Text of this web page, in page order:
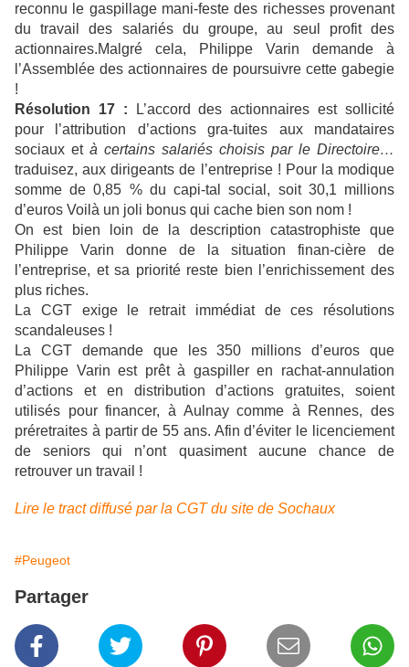
reconnu le gaspillage mani-feste des richesses provenant
du travail des salariés du groupe, au seul profit des
actionnaires.Malgré cela, Philippe Varin demande à
l’Assemblée des actionnaires de poursuivre cette gabegie
!
Résolution 17 : L’accord des actionnaires est sollicité
pour l’attribution d’actions gra-tuites aux mandataires
sociaux et à certains salariés choisis par le Directoire…
traduisez, aux dirigeants de l’entreprise ! Pour la modique
somme de 0,85 % du capi-tal social, soit 30,1 millions
d’euros Voilà un joli bonus qui cache bien son nom !
On est bien loin de la description catastrophiste que
Philippe Varin donne de la situation finan-cière de
l’entreprise, et sa priorité reste bien l’enrichissement des
plus riches.
La CGT exige le retrait immédiat de ces résolutions
scandaleuses !
La CGT demande que les 350 millions d’euros que
Philippe Varin est prêt à gaspiller en rachat-annulation
d’actions et en distribution d’actions gratuites, soient
utilisés pour financer, à Aulnay comme à Rennes, des
préretraites à partir de 55 ans. Afin d’éviter le licenciement
de seniors qui n’ont quasiment aucune chance de
retrouver un travail !
Lire le tract diffusé par la CGT du site de Sochaux
#Peugeot
Partager